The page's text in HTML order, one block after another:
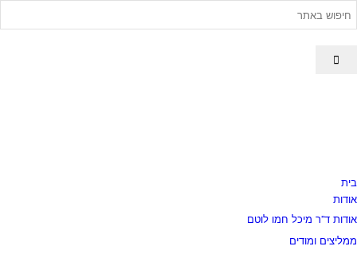
בית
אודות
אודות ד”ר מיכל חמו לוטם
ממליצים ומודים